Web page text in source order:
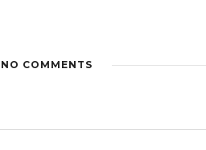
NO COMMENTS